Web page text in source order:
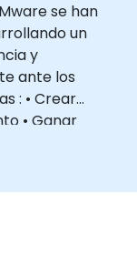
se han
un
y
ante los
: • Crear
• Ganar